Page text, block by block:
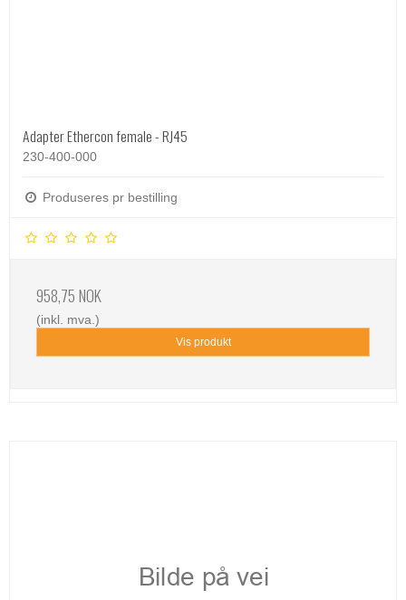
Adapter Ethercon female - RJ45
230-400-000
Produseres pr bestilling
958,75 NOK
(inkl. mva.)
Vis produkt